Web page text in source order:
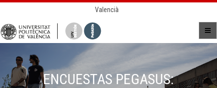
Valencià
ENCUESTAS PEGASUS: